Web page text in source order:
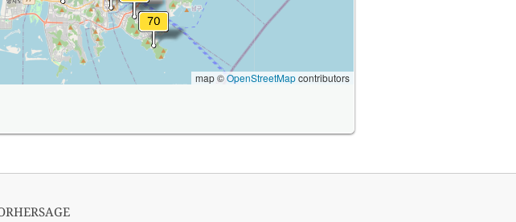
map ©OpenStreetMapcontributors